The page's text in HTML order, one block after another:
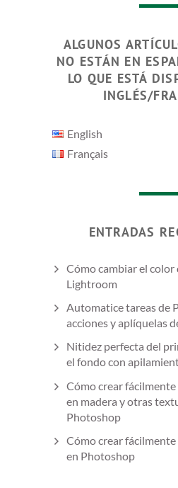
ALGUNOS
NO ESTÁN EN
LO QUE ESTÁ
INGLÉS/
English
Français
ENTRADAS
Cómo cambiar el color
Lightroom
Automatice tareas de
acciones y aplíquelas
Nitidez perfecta del
el fondo con
Cómo crear
en madera y otras
Photoshop
Cómo crear
en Photoshop